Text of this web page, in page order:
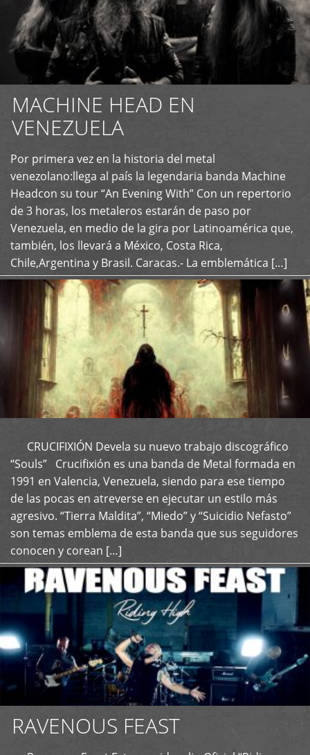
MACHINE HEAD EN
VENEZUELA
Por primera vez en la historia del metal
venezolano:llega al país la legendaria banda Machine
Headcon su tour “An Evening With” Con un repertorio
de 3 horas, los metaleros estarán de paso por
Venezuela, en medio de la gira por Latinoamérica que,
también, los llevará a México, Costa Rica,
Chile,Argentina y Brasil. Caracas.- La emblemática […]
+
CRUCIFIXIÓN Devela su nuevo trabajo discográfico
“Souls” Crucifixión es una banda de Metal formada en
1991 en Valencia, Venezuela, siendo para ese tiempo
de las pocas en atreverse en ejecutar un estilo más
agresivo. “Tierra Maldita”, “Miedo” y “Suicidio Nefasto”
son temas emblema de esta banda que sus seguidores
conocen y corean […]
+
RAVENOUS FEAST